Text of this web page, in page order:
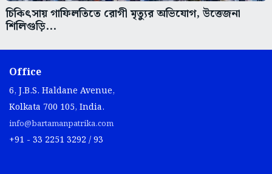
চিকিৎসায় গাফিলতিতে রোগী মৃত্যুর অভিযোগ, উত্তেজনা
শিলিগুড়ি...
Office
6, J.B.S. Haldane Avenue,
Kolkata 700 105, India.
info@bartamanpatrika.com
+91 - 33 2251 3292 / 93